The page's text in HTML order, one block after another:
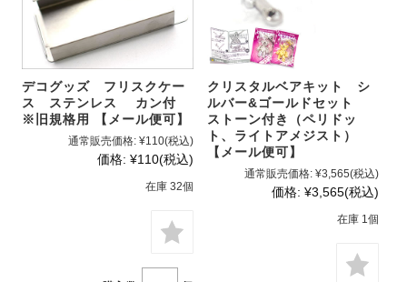
デコグッズ フリスクケー
ス ステンレス カン付
※旧規格用 【メール便可】
通常販売価格: ¥110(税込)
価格: ¥110(税込)
在庫 32個
クリスタルベアキット シ
ルバー&ゴールドセット
ストーン付き（ペリドッ
ト、ライトアメジスト）
【メール便可】
通常販売価格: ¥3,565(税込)
価格: ¥3,565(税込)
在庫 1個